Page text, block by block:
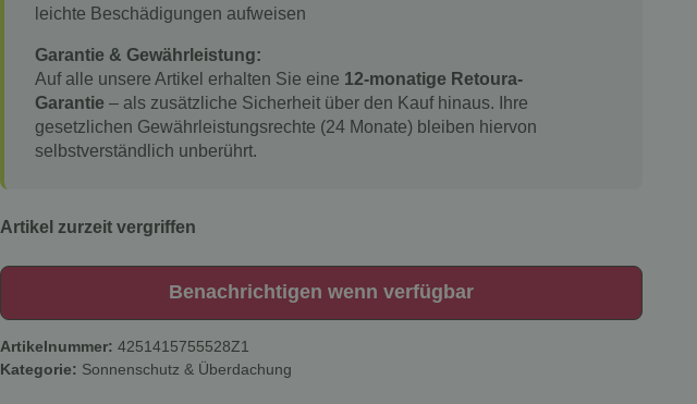
leichte Beschädigungen aufweisen
Garantie & Gewährleistung:
Auf alle unsere Artikel erhalten Sie eine 12-monatige Retoura-
Garantie – als zusätzliche Sicherheit über den Kauf hinaus. Ihre
gesetzlichen Gewährleistungsrechte (24 Monate) bleiben hiervon
selbstverständlich unberührt.
Artikel zurzeit vergriffen
Benachrichtigen wenn verfügbar
Artikelnummer: 4251415755528Z1
Kategorie: Sonnenschutz & Überdachung